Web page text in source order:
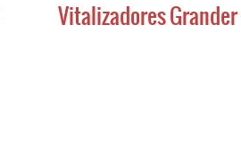
Vitalizadores Grander